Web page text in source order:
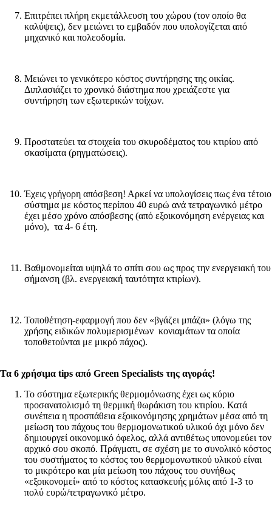
Επιτρέπει πλήρη εκμετάλλευση του χώρου (τον οποίο θα
καλύψεις), δεν μειώνει το εμβαδόν που υπολογίζεται από
μηχανικό και πολεοδομία.
Μειώνει το γενικότερο κόστος συντήρησης της οικίας.
Διπλασιάζει το χρονικό διάστημα που χρειάζεστε για
συντήρηση των εξωτερικών τοίχων.
Προστατεύει τα στοιχεία του σκυροδέματος του κτιρίου από
σκασίματα (ρηγματώσεις).
Έχεις γρήγορη απόσβεση! Αρκεί να υπολογίσεις πως ένα τέτοιο
σύστημα με κόστος περίπου 40 ευρώ ανά τετραγωνικό μέτρο
έχει μέσο χρόνο απόσβεσης (από εξοικονόμηση ενέργειας και
μόνο), τα 4- 6 έτη.
Βαθμονομείται υψηλά το σπίτι σου ως προς την ενεργειακή του
σήμανση (βλ. ενεργειακή ταυτότητα κτιρίων).
Τοποθέτηση-εφαρμογή που δεν «βγάζει μπάζα» (λόγω της
χρήσης ειδικών πολυμερισμένων κονιαμάτων τα οποία
τοποθετούνται με μικρό πάχος).
Τα 6 χρήσιμα tips από Green Specialists της αγοράς!
Το σύστημα εξωτερικής θερμομόνωσης έχει ως κύριο
προσανατολισμό τη θερμική θωράκιση του κτιρίου. Κατά
συνέπεια η προσπάθεια εξοικονόμησης χρημάτων μέσα από τη
μείωση του πάχους του θερμομονωτικού υλικού όχι μόνο δεν
δημιουργεί οικονομικό όφελος, αλλά αντιθέτως υπονομεύει τον
αρχικό σου σκοπό. Πράγματι, σε σχέση με το συνολικό κόστος
του συστήματος το κόστος του θερμομονωτικού υλικού είναι
το μικρότερο και μία μείωση του πάχους του συνήθως
«εξοικονομεί» από το κόστος κατασκευής μόλις από 1-3 το
πολύ ευρώ/τετραγωνικό μέτρο.